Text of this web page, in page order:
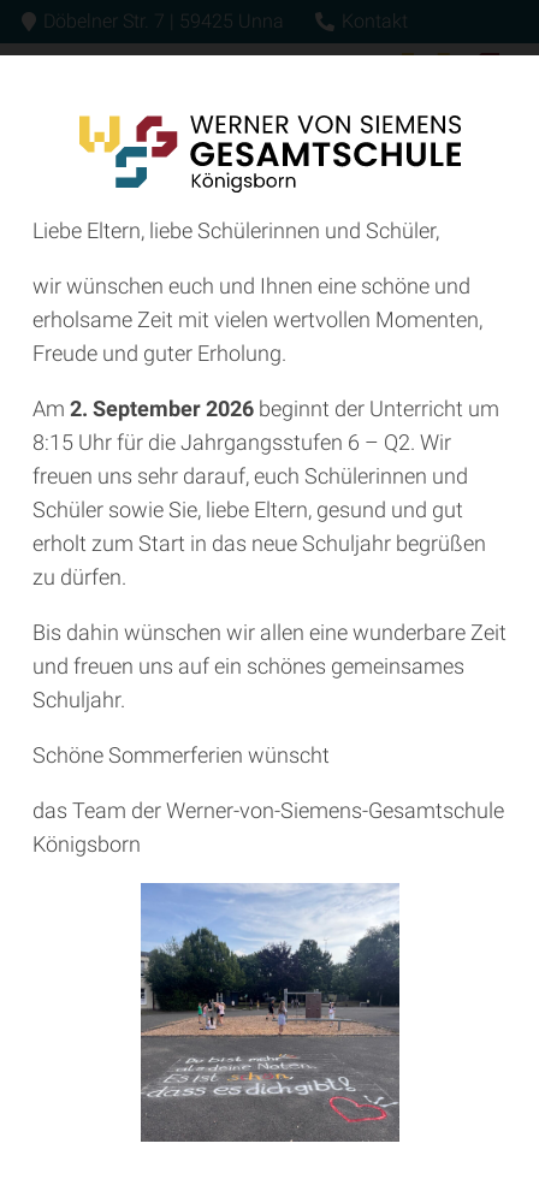
Döbelner Str. 7 | 59425 Unna Kontakt
LIEBE BESUCHERINNEN UND
BESUCHER,
ich begrüße Sie herzlich auf der Homepage der
Werner-von-Siemens-Gesamtschule Königsborn.
Werner von Siemens war ein neugieriger, mutiger,
weltoffener und den Menschen zugewandter
Liebe Eltern, liebe Schülerinnen und Schüler,
wir wünschen euch und Ihnen eine schöne und
erholsame Zeit mit vielen wertvollen Momenten,
Freude und guter Erholung.
Am 2. September 2026 beginnt der Unterricht um
8:15 Uhr für die Jahrgangsstufen 6 – Q2. Wir
freuen uns sehr darauf, euch Schülerinnen und
Schüler sowie Sie, liebe Eltern, gesund und gut
erholt zum Start in das neue Schuljahr begrüßen
zu dürfen.
Bis dahin wünschen wir allen eine wunderbare Zeit
und freuen uns auf ein schönes gemeinsames
Schuljahr.
Schöne Sommerferien wünscht
das Team der Werner-von-Siemens-Gesamtschule
Königsborn